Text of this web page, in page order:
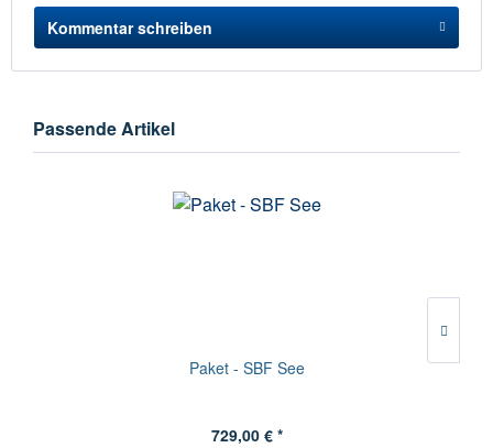
Kommentar schreiben
Passende Artikel
Paket - SBF See
729,00 € *